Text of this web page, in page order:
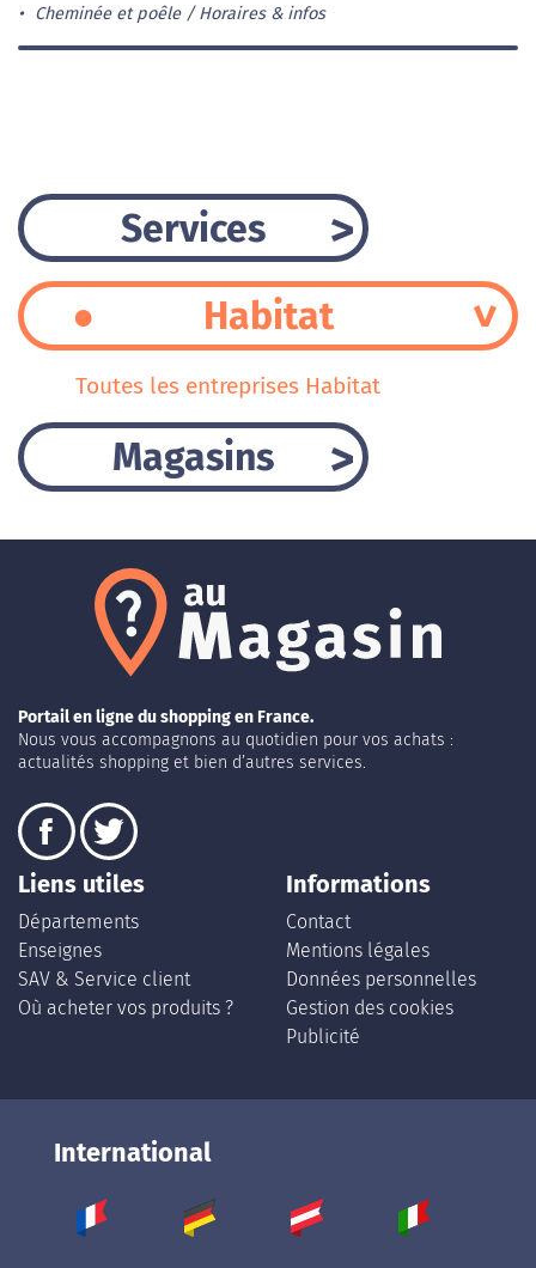
Cheminée et poêle Horaires & infos
Services
Habitat
Toutes les entreprises Habitat
Magasins
Portail en ligne du shopping en France.
Nous vous accompagnons au quotidien pour vos achats :
actualités shopping et bien d’autres services.
Liens utiles
Départements
Enseignes
SAV & Service client
Où acheter vos produits ?
Informations
Contact
Mentions légales
Données personnelles
Gestion des cookies
Publicité
International